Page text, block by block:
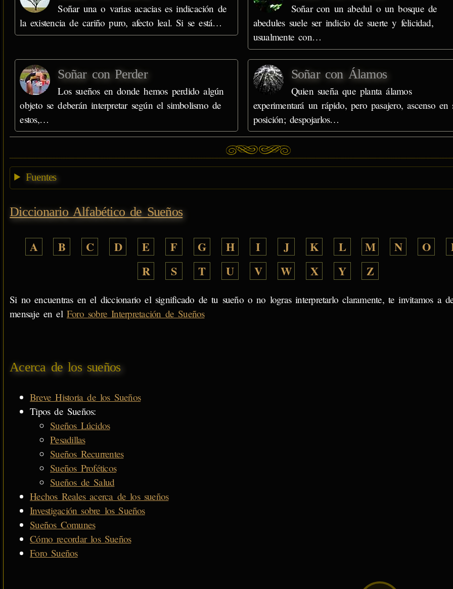
Soñar una o varias acacias es indicación de
la existencia de cariño puro, afecto leal. Si se está…
Soñar con un abedul o un bosque de
abedules suele ser indicio de suerte y felicidad,
usualmente con…
Soñar con Perder
Los sueños en donde hemos perdido algún
objeto se deberán interpretar según el simbolismo de
estos,…
Soñar con Álamos
Quien sueña que planta álamos
experimentará un rápido, pero pasajero, ascenso en
posición; despojarlos…
Fuentes
Diccionario Alfabético de Sueños
A B C D E F G H I J K L M N O
R
S T U V W X Y Z
Si no encuentras en el diccionario el significado de tu sueño o no logras interpretarlo claramente, te invitamos a
mensaje en el Foro sobre Interpretación de Sueños
Acerca de los sueños
Breve Historia de los Sueños
Tipos de Sueños:
Sueños Lúcidos
Pesadillas
Sueños Recurrentes
Sueños Proféticos
Sueños de Salud
Hechos Reales acerca de los sueños
Investigación sobre los Sueños
Sueños Comunes
Cómo recordar los Sueños
Foro Sueños